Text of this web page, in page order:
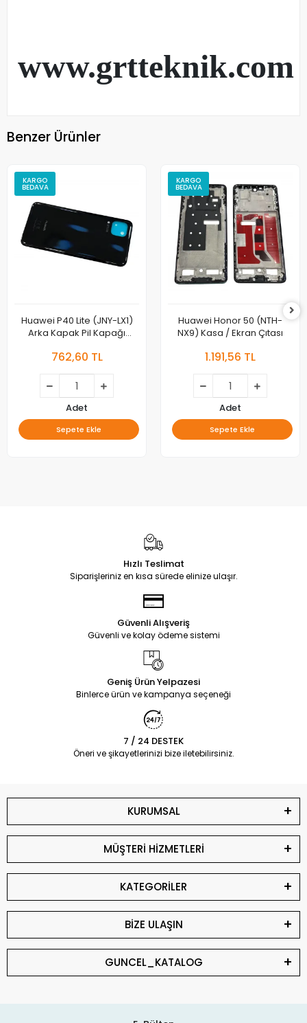
www.grtteknik.com
Benzer Ürünler
KARGO
BEDAVA
Huawei P40 Lite (JNY-LX1)
Arka Kapak Pil Kapağı
762,60 TL
Adet
Sepete Ekle
KARGO
BEDAVA
Huawei Honor 50 (NTH-
NX9) Kasa / Ekran Çıtası
1.191,56 TL
Adet
Sepete Ekle
Hızlı Teslimat
Siparişleriniz en kısa sürede elinize ulaşır.
Güvenli Alışveriş
Güvenli ve kolay ödeme sistemi
Geniş Ürün Yelpazesi
Binlerce ürün ve kampanya seçeneği
7 / 24 DESTEK
Öneri ve şikayetlerinizi bize iletebilirsiniz.
KURUMSAL
MÜŞTERİ HİZMETLERİ
KATEGORİLER
BİZE ULAŞIN
GUNCEL_KATALOG